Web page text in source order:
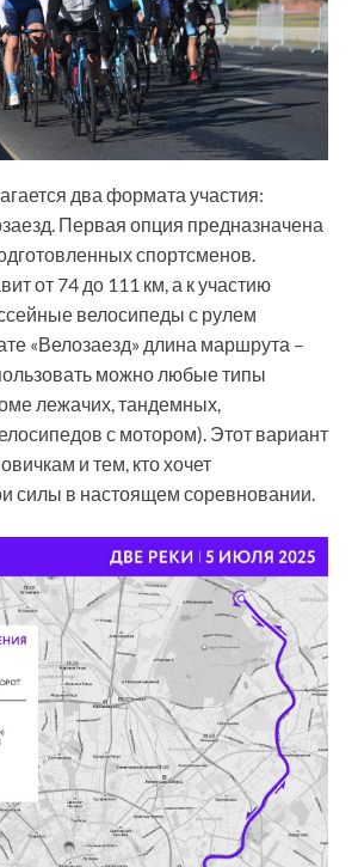
два формата участия:
Первая опция предназначена
спортсменов.
от 74 до 111 км, а к участию
велосипеды с рулем
«Велозаезд» длина маршрута –
можно любые типы
лежачих, тандемных,
с мотором). Этот вариант
и тем, кто хочет
силы в настоящем соревновании.